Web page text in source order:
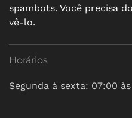
spambots. Você precisa
vê-lo.
Horários
Segunda à sexta: 07:00